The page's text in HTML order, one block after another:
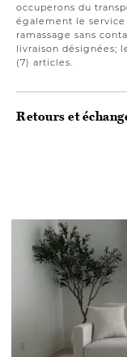
occuperons du
également le
ramassage sans
livraison désignées;
(7) articles.
Retours et